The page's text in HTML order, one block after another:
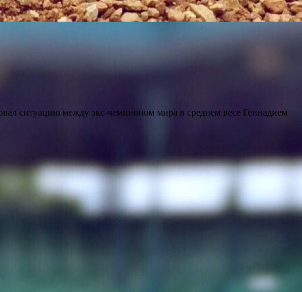
ситуацию между экс-чемпионом мира в среднем весе Геннадием